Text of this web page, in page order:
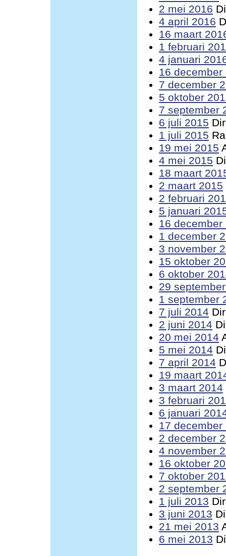
2 mei 2016
4 april 2016
16 maart
1 februari
4 januari
16 december
7 december
5 oktober
7 september
6 juli 2015
1 juli 2015
19 mei 2015
4 mei 2015
18 maart
2 maart 2015
2 februari
5 januari
16 december
1 december
3 november
15 oktober
6 oktober
29
1 september
7 juli 2014
2 juni 2014
20 mei 2014
5 mei 2014
7 april 2014
19 maart
3 maart 2014
3 februari
6 januari
17 december
2 december
4 november
16 oktober
7 oktober
2 september
1 juli 2013
3 juni 2013
21 mei 2013
6 mei 2013